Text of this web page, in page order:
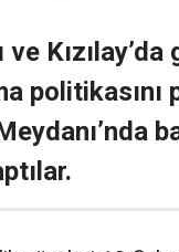
Kızılay’da
politikasını